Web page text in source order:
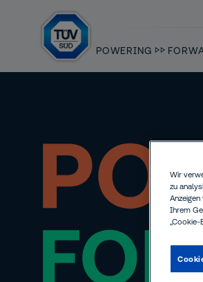
POWERING ▷▷
Wir
zu
Ihrem
„Cookie-